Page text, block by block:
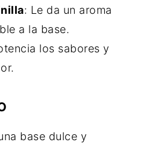
: Le da un aroma
a la base.
los sabores y
base dulce y